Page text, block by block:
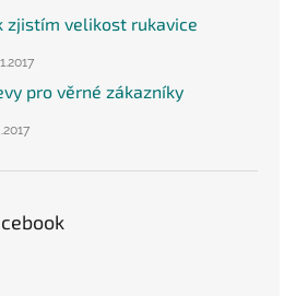
zjistím velikost rukavice
pro věrné zákazníky